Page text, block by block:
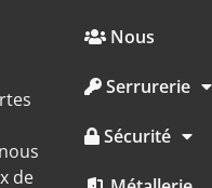
de
Nous
Serrurerie
Sécurité